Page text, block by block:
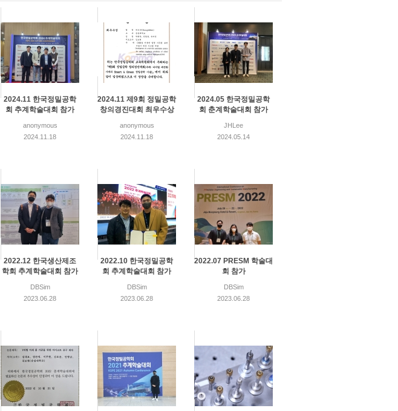
2024.11 한국정밀공학
회 추계학술대회 참가
anonymous
2024.11.18
2024.11 제9회 정밀공학
창의경진대회 최우수상
anonymous
2024.11.18
2024.05 한국정밀공학
회 춘계학술대회 참가
JHLee
2024.05.14
2022.12 한국생산제조
학회 추계학술대회 참가
DBSim
2023.06.28
2022.10 한국정밀공학
회 추계학술대회 참가
DBSim
2023.06.28
2022.07 PRESM 학술대
회 참가
DBSim
2023.06.28